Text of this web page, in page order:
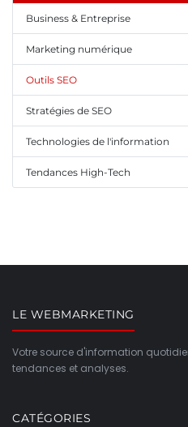
Business & Entreprise
Marketing numérique
Outils SEO
Stratégies de SEO
Technologies de l'information
Tendances High-Tech
LE WEBMARKETING
Votre source d'information
tendances et analyses.
CATÉGORIES